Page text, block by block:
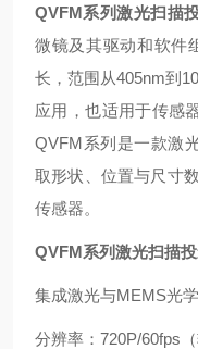
QVFM系列激光扫描
微镜及其驱动和软件
长，范围从405nm到
应用，也适用于传感
QVFM系列是一款激
取形状、位置与尺寸
传感器。
QVFM系列激光扫描
集成激光与MEMS光
分辨率：720P/60fps（